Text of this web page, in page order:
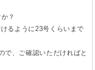
？
るように23号くらいまで
で、ご確認いただければと